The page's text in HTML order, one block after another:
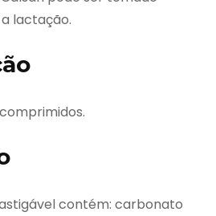
lactação.
contém: carbonato